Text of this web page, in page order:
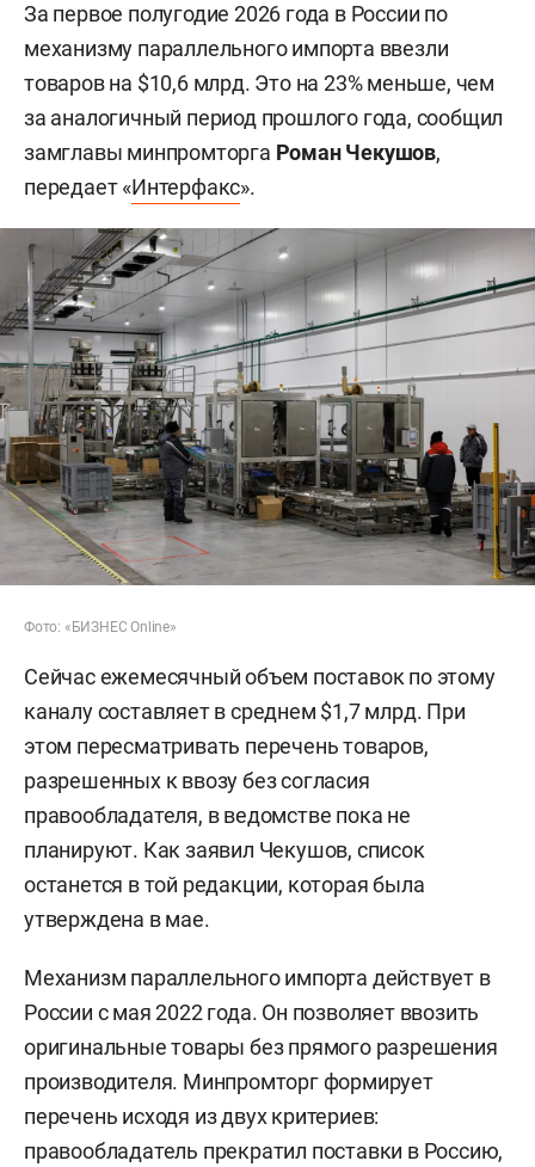
За первое полугодие 2026 года в России по
механизму параллельного импорта ввезли
товаров на $10,6 млрд. Это на 23% меньше, чем
за аналогичный период прошлого года, сообщил
замглавы минпромторга Роман Чекушов,
передает «Интерфакс».
Фото: «БИЗНЕС Online»
Сейчас ежемесячный объем поставок по этому
каналу составляет в среднем $1,7 млрд. При
этом пересматривать перечень товаров,
разрешенных к ввозу без согласия
правообладателя, в ведомстве пока не
планируют. Как заявил Чекушов, список
останется в той редакции, которая была
утверждена в мае.
Механизм параллельного импорта действует в
России с мая 2022 года. Он позволяет ввозить
оригинальные товары без прямого разрешения
производителя. Минпромторг формирует
перечень исходя из двух критериев:
правообладатель прекратил поставки в Россию,